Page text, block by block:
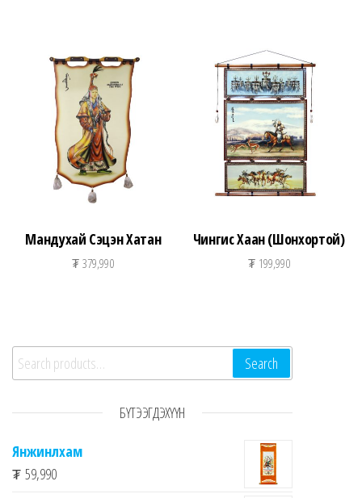
Мандухай Сэцэн Хатан
₮379,990
Чингис Хаан (Шонхортой)
₮199,990
Search for: Search
БҮТЭЭГДЭХҮҮН
Янжинлхам
₮ 59,990